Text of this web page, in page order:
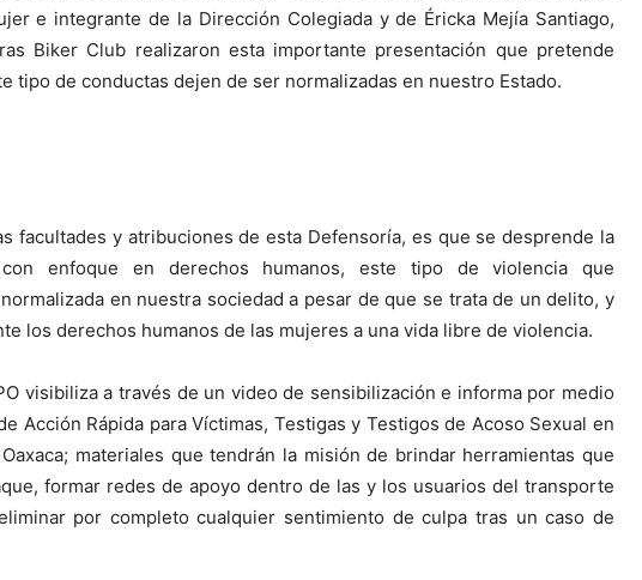
e integrante de la Dirección Colegiada y de Éricka Mejía Santiago,
Biker Club realizaron esta importante presentación que pretende
tipo de conductas dejen de ser normalizadas en nuestro Estado.
facultades y atribuciones de esta Defensoría, es que se desprende la
enfoque en derechos humanos, este tipo de violencia que
en nuestra sociedad a pesar de que se trata de un delito, y
los derechos humanos de las mujeres a una vida libre de violencia.
visibiliza a través de un video de sensibilización e informa por medio
Acción Rápida para Víctimas, Testigas y Testigos de Acoso Sexual en
materiales que tendrán la misión de brindar herramientas que
formar redes de apoyo dentro de las y los usuarios del transporte
por completo cualquier sentimiento de culpa tras un caso de